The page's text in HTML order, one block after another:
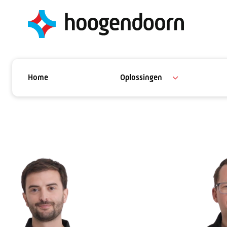
Home Oplossingen